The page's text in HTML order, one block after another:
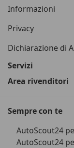
Informazioni
Privacy
Dichiarazione di
Servizi
Area rivenditori
Sempre con te
AutoScout24
AutoScout24